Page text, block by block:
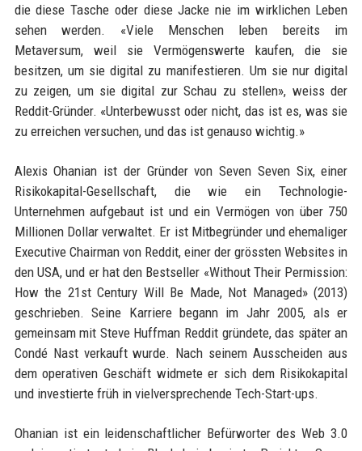
die diese Tasche oder diese Jacke nie im wirklichen Leben
sehen werden. «Viele Menschen leben bereits im
Metaversum, weil sie Vermögenswerte kaufen, die sie
besitzen, um sie digital zu manifestieren. Um sie nur digital
zu zeigen, um sie digital zur Schau zu stellen», weiss der
Reddit-Gründer. «Unterbewusst oder nicht, das ist es, was sie
zu erreichen versuchen, und das ist genauso wichtig.»
Alexis Ohanian ist der Gründer von Seven Seven Six, einer
Risikokapital-Gesellschaft, die wie ein Technologie-
Unternehmen aufgebaut ist und ein Vermögen von über 750
Millionen Dollar verwaltet. Er ist Mitbegründer und ehemaliger
Executive Chairman von Reddit, einer der grössten Websites in
den USA, und er hat den Bestseller «Without Their Permission:
How the 21st Century Will Be Made, Not Managed» (2013)
geschrieben. Seine Karriere begann im Jahr 2005, als er
gemeinsam mit Steve Huffman Reddit gründete, das später an
Condé Nast verkauft wurde. Nach seinem Ausscheiden aus
dem operativen Geschäft widmete er sich dem Risikokapital
und investierte früh in vielversprechende Tech-Start-ups.
Ohanian ist ein leidenschaftlicher Befürworter des Web 3.0